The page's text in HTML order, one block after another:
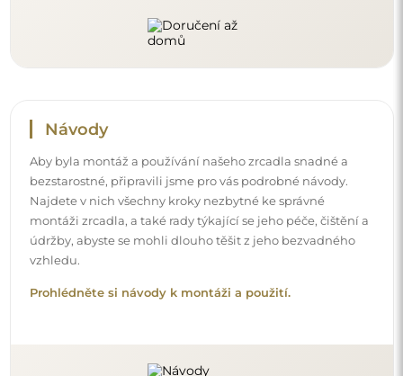
Návody
Aby byla montáž a používání našeho zrcadla snadné a
bezstarostné, připravili jsme pro vás podrobné návody.
Najdete v nich všechny kroky nezbytné ke správné
montáži zrcadla, a také rady týkající se jeho péče, čištění a
údržby, abyste se mohli dlouho těšit z jeho bezvadného
vzhledu.
Prohlédněte si návody k montáži a použití.